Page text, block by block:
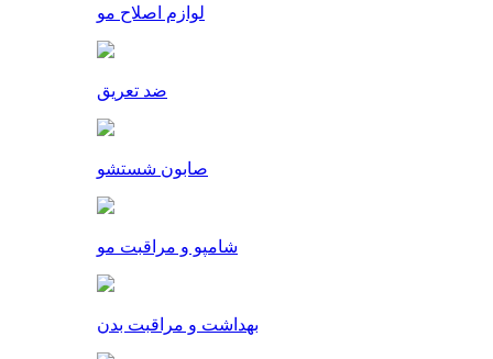
لوازم اصلاح مو
ضد تعریق
صابون شستشو
شامپو و مراقبت مو
بهداشت و مراقبت بدن